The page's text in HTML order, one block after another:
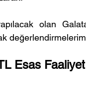
olan
Esas Faaliyet